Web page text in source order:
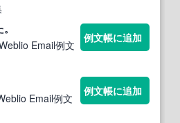
Email例文
例文帳に追加
Email例文
例文帳に追加